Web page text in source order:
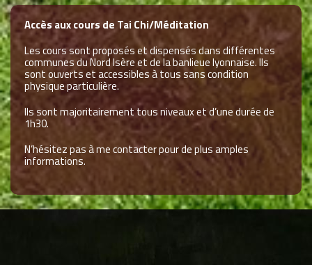
Accès aux cours de Tai Chi/Méditation
Les cours sont proposés et dispensés dans différentes
communes du Nord Isère et de la banlieue lyonnaise. Ils
sont ouverts et accessibles à tous sans condition
physique particulière.
Ils sont majoritairement tous niveaux et d’une durée de
1h30.
N’hésitez pas à me contacter pour de plus amples
informations.